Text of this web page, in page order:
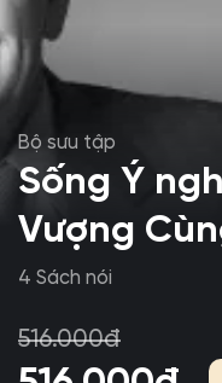
Bộ sưu tập
Sống Ý
Vượng
4 Sách nói
516.000đ